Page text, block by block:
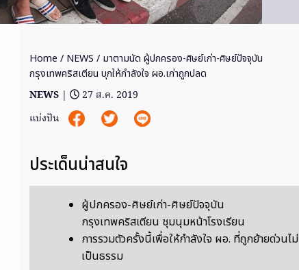
Home / NEWS / มาตามนัด ผู้ปกครอง-ศิษย์เก่า-ศิษย์ปัจจุบัน
กรุงเทพคริสเตียน บุกให้กำลังใจ ผอ.เก่าถูกปลด
NEWS |
27 ส.ค. 2019
แบ่งปัน
ประเด็นน่าสนใจ
ผู้ปกครอง-ศิษย์เก่า-ศิษย์ปัจจุบัน
กรุงเทพคริสเตียน ชุมนุมหน้าโรงเรียน
การรวมตัวครั้งนี้เพื่อให้กำลังใจ ผอ. ที่ถูกย้ายด่วนไม่
เป็นธรรม